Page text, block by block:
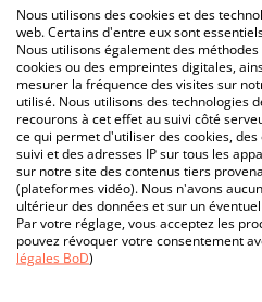
Nous utilisons des cookies et des
web. Certains d'entre eux sont
Nous utilisons également des
cookies ou des empreintes digitales,
mesurer la fréquence des visites sur
utilisé. Nous utilisons des technologies
recourons à cet effet au suivi côté
ce qui permet d'utiliser des cookies,
suivi et des adresses IP sur tous les
sur notre site des contenus tiers
(plateformes vidéo). Nous n'avons
ultérieur des données et sur un
Par votre réglage, vous acceptez les
pouvez révoquer votre consentement
légales BoD)